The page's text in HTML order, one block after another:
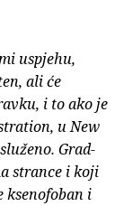
uspjehu,
ali će
i to ako je
u New
Grad-
strance i koji
ksenofoban i